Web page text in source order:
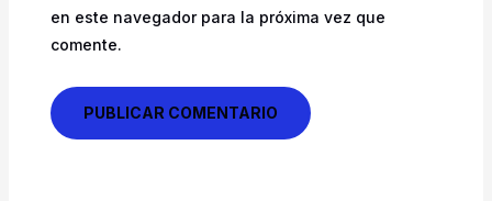
en este navegador para la próxima vez que
comente.